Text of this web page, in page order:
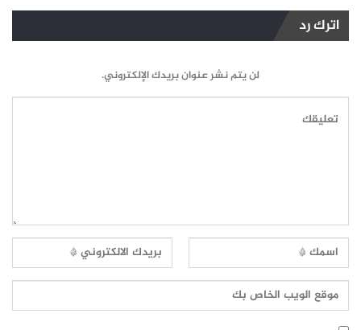
اترك رد
لن يتم نشر عنوان بريدك الإلكتروني.